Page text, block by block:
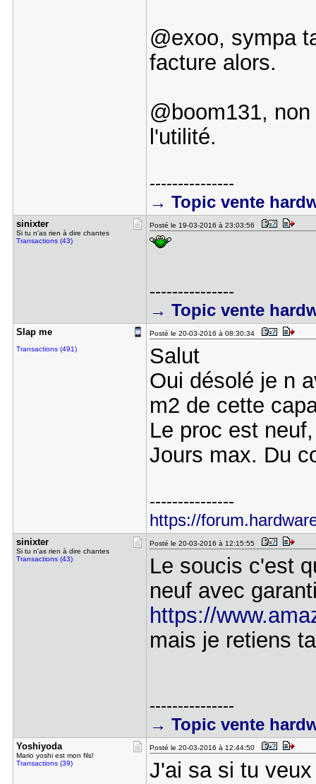
@exoo, sympa
facture alors.
@boom131,
l'utilité.
---------------
→ Topic vente
sinixter
Si tu n'as rien à dire chantes
Transactions (43)
Posté le 19-03-2016 à 23:03:56
---------------
→ Topic vente
Slap me
Transactions (491)
Posté le 20-03-2016 à 08:30:34
Salut
Oui désolé je n
m2 de cette
Le proc est
Jours max. Du
---------------
https://
sinixter
Si tu n'as rien à dire chantes
Transactions (43)
Posté le 20-03-2016 à 12:15:55
Le soucis c'est
neuf avec
https://
mais je retiens
---------------
→ Topic vente
Yoshiyoda
Mario yoshi est mon fils!
Transactions (39)
Posté le 20-03-2016 à 12:44:50
J'ai sa si tu